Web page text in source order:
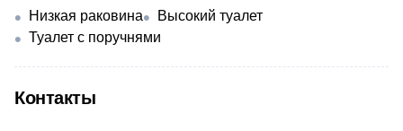
Низкая раковина
Высокий туалет
Туалет с поручнями
Контакты